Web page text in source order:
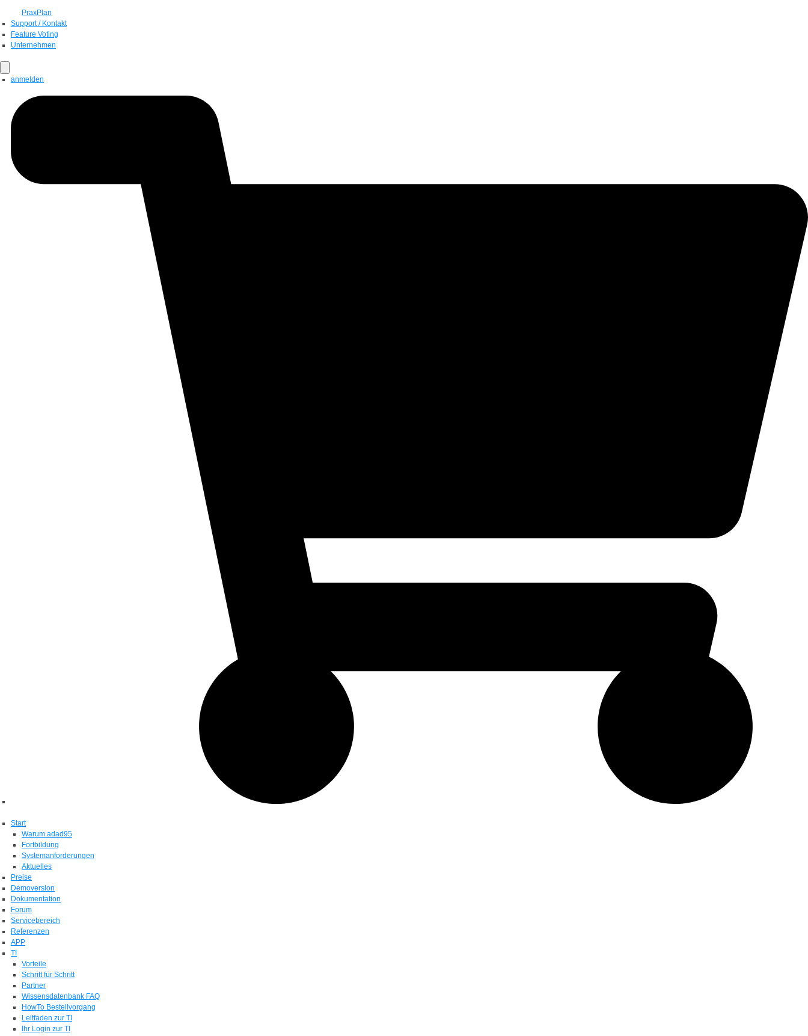
PraxPlan
Support / Kontakt
Feature Voting
Unternehmen
anmelden
Start
Warum adad95
Fortbildung
Systemanforderungen
Aktuelles
Preise
Demoversion
Dokumentation
Forum
Servicebereich
Referenzen
APP
TI
Vorteile
Schritt für Schritt
Partner
Wissensdatenbank FAQ
HowTo Bestellvorgang
Leitfaden zur TI
Ihr Login zur TI